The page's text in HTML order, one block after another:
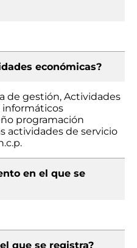
económicas?
de gestión, Actividades
informáticos
programación
actividades de servicio
en el que se
que se registra?